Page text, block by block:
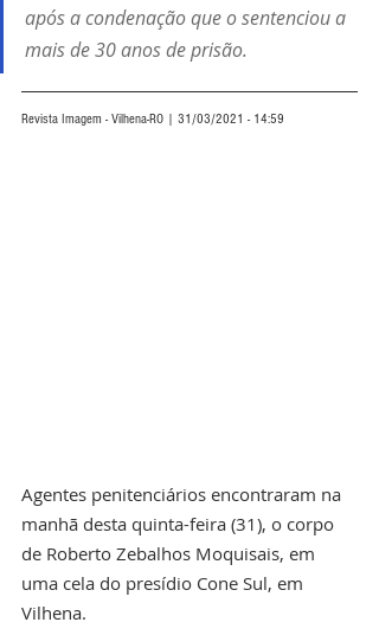
após a condenação que o sentenciou a
mais de 30 anos de prisão.
Revista Imagem - Vilhena-RO | 31/03/2021 - 14:59
Agentes penitenciários encontraram na
manhã desta quinta-feira (31), o corpo
de Roberto Zebalhos Moquisais, em
uma cela do presídio Cone Sul, em
Vilhena.